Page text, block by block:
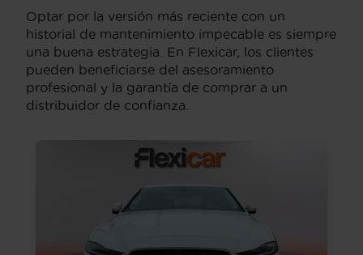
Optar por la versión más reciente con un
historial de mantenimiento impecable es siempre
una buena estrategia. En Flexicar, los clientes
pueden beneficiarse del asesoramiento
profesional y la garantía de comprar a un
distribuidor de confianza.